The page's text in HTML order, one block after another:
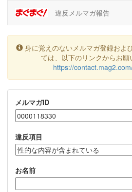
違反メルマガ報告
身に覚えのないメルマガ登録およ
ては、以下のリンクからお願
https://
メルマガID
違反項目
お名前